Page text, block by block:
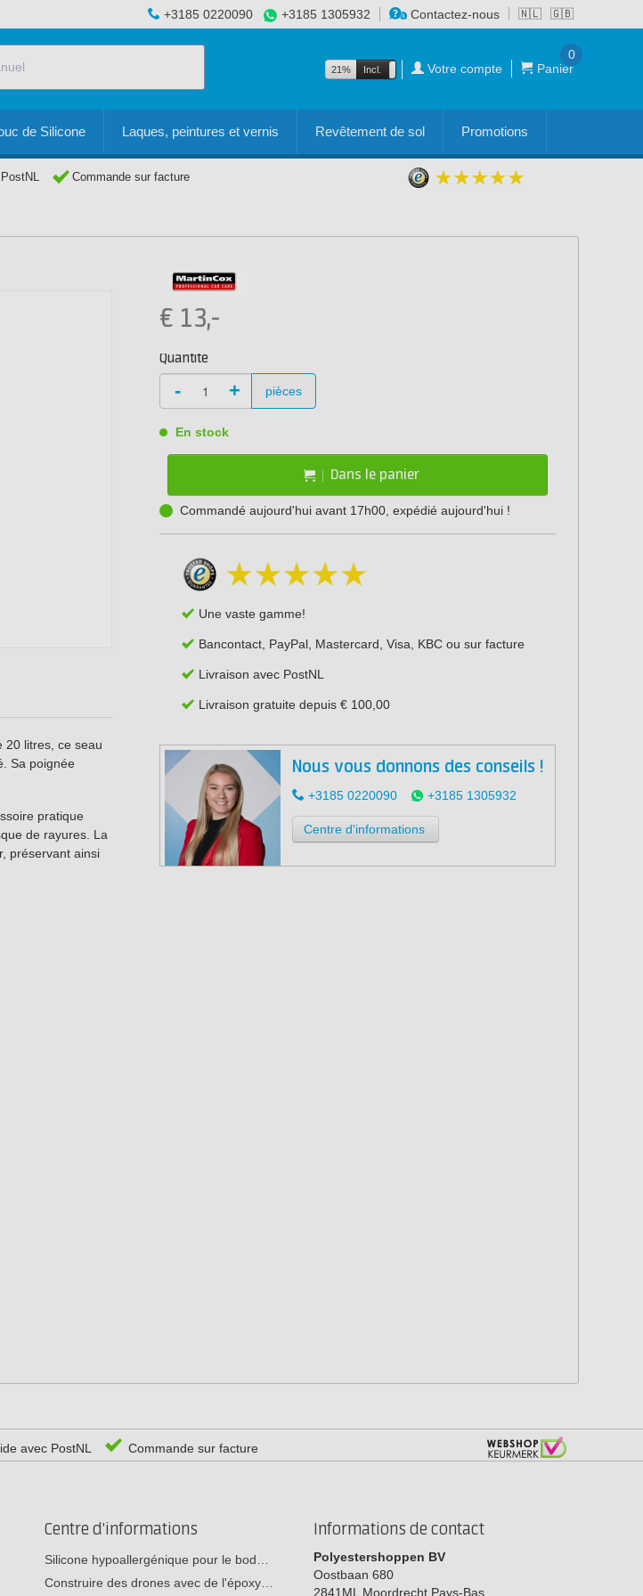
🇳🇱 🇬🇧
+3185 0220090 +3185 1305932 Contactez-nous
21% Incl. Excl. Votre compte Panier
0
de Silicone Laques, peintures et vernis Revêtement de sol Promotions
Commande sur facture
20 litres, ce seau
Sa poignée
pratique
de rayures. La
préservant ainsi
€ 13,-
Quantité
- + pièces
En stock
Dans le panier
Commandé aujourd'hui avant 17h00, expédié aujourd'hui !
Une vaste gamme!
Bancontact, PayPal, Mastercard, Visa, KBC ou sur facture
Livraison avec PostNL
Livraison gratuite depuis € 100,00
Nous vous donnons des conseils !
+3185 0220090 +3185 1305932
Centre d'informations
avec PostNL Commande sur facture
Centre d'informations
Silicone hypoallergénique pour le bod…
Construire des drones avec de l'époxy…
Informations de contact
Polyestershoppen BV
Oostbaan 680
2841ML Moordrecht Pays-Bas